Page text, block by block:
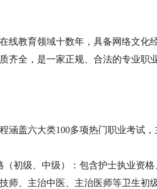
教育领域十数年，具备网络文化
齐全，是一家正规、合法的专业职
盖六大类100多项热门职业考试，
级、中级）：包含护士执业资格
师、主治中医、主治医师等卫生初